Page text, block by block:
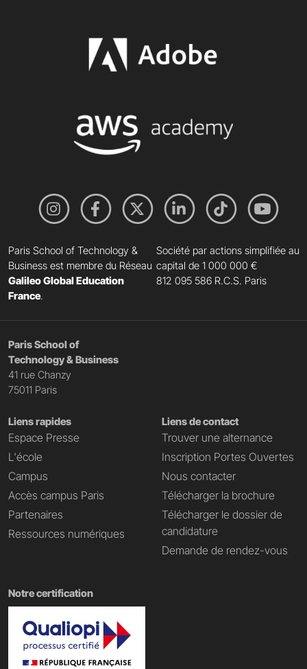
Paris School of Technology &
Business est membre du Réseau
Galileo Global Education
France.
Société par actions simplifiée au
capital de 1 000 000 €
812 095 586 R.C.S. Paris
Paris School of
Technology & Business
41 rue Chanzy
75011 Paris
Liens rapides
Espace Presse
L'école
Campus
Accès campus Paris
Partenaires
Ressources numériques
Liens de contact
Trouver une alternance
Inscription Portes Ouvertes
Nous contacter
Télécharger la brochure
Télécharger le dossier de
candidature
Demande de rendez-vous
Notre certification